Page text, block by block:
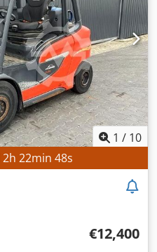
1 / 10
2h 22min 45s
€12,400